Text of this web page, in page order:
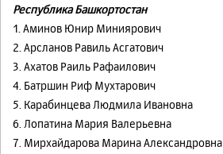
Республика Башкортостан
1. Аминов Юнир Миниярович
2. Арсланов Равиль Асгатович
3. Ахатов Раиль Рафаилович
4. Батршин Риф Мухтарович
5. Карабинцева Людмила Ивановна
6. Лопатина Мария Валерьевна
7. Мирхайдарова Марина Александровна